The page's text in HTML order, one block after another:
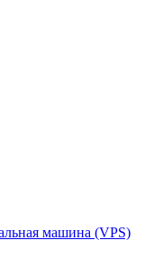
машина (VPS)